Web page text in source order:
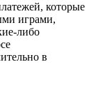
которые
играми,
либо
в